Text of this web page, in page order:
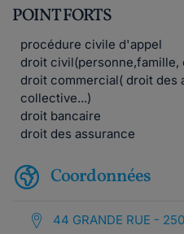
POINT FORTS
procédure civile d'appel
droit civil(personne,famille,
droit commercial( droit des
collective...)
droit bancaire
droit des assurance
Coordonnées
44 GRANDE RUE -